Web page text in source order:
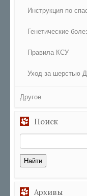
Инструкция по
Генетические
Правила КСУ
Уход за шерстью
Другое
Поиск
Архивы